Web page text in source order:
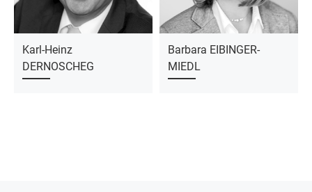
Karl-Heinz
DERNOSCHEG
Barbara EIBINGER-
MIEDL